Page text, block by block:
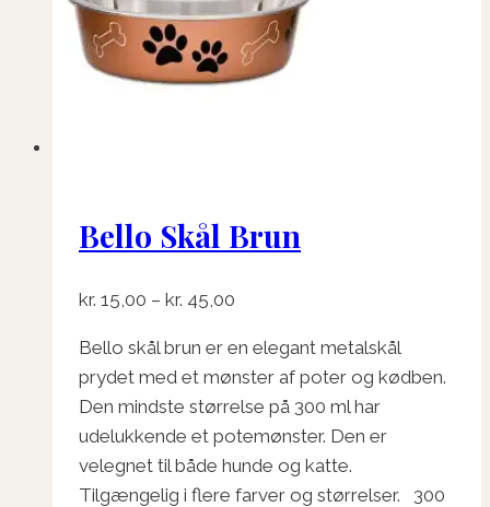
Bello Skål Brun
kr. 15,00 – kr. 45,00
til
kr. 45,00
Bello skål brun er en elegant metalskål
prydet med et mønster af poter og kødben.
Den mindste størrelse på 300 ml har
udelukkende et potemønster. Den er
velegnet til både hunde og katte.
Tilgængelig i flere farver og størrelser. 300